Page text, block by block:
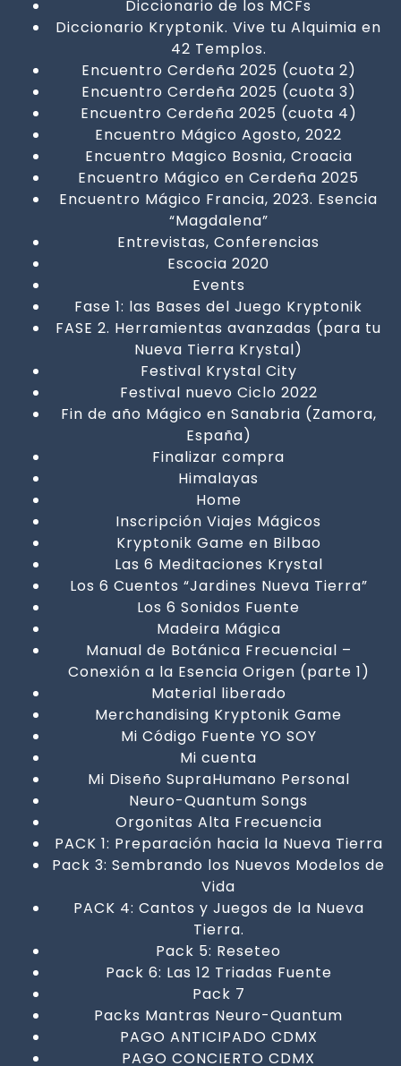
Diccionario de los MCFs
Diccionario Kryptonik. Vive tu Alquimia en
42 Templos.
Encuentro Cerdeña 2025 (cuota 2)
Encuentro Cerdeña 2025 (cuota 3)
Encuentro Cerdeña 2025 (cuota 4)
Encuentro Mágico Agosto, 2022
Encuentro Magico Bosnia, Croacia
Encuentro Mágico en Cerdeña 2025
Encuentro Mágico Francia, 2023. Esencia
“Magdalena”
Entrevistas, Conferencias
Escocia 2020
Events
Fase 1: las Bases del Juego Kryptonik
FASE 2. Herramientas avanzadas (para tu
Nueva Tierra Krystal)
Festival Krystal City
Festival nuevo Ciclo 2022
Fin de año Mágico en Sanabria (Zamora,
España)
Finalizar compra
Himalayas
Home
Inscripción Viajes Mágicos
Kryptonik Game en Bilbao
Las 6 Meditaciones Krystal
Los 6 Cuentos “Jardines Nueva Tierra”
Los 6 Sonidos Fuente
Madeira Mágica
Manual de Botánica Frecuencial –
Conexión a la Esencia Origen (parte 1)
Material liberado
Merchandising Kryptonik Game
Mi Código Fuente YO SOY
Mi cuenta
Mi Diseño SupraHumano Personal
Neuro-Quantum Songs
Orgonitas Alta Frecuencia
PACK 1: Preparación hacia la Nueva Tierra
Pack 3: Sembrando los Nuevos Modelos de
Vida
PACK 4: Cantos y Juegos de la Nueva
Tierra.
Pack 5: Reseteo
Pack 6: Las 12 Triadas Fuente
Pack 7
Packs Mantras Neuro-Quantum
PAGO ANTICIPADO CDMX
PAGO CONCIERTO CDMX